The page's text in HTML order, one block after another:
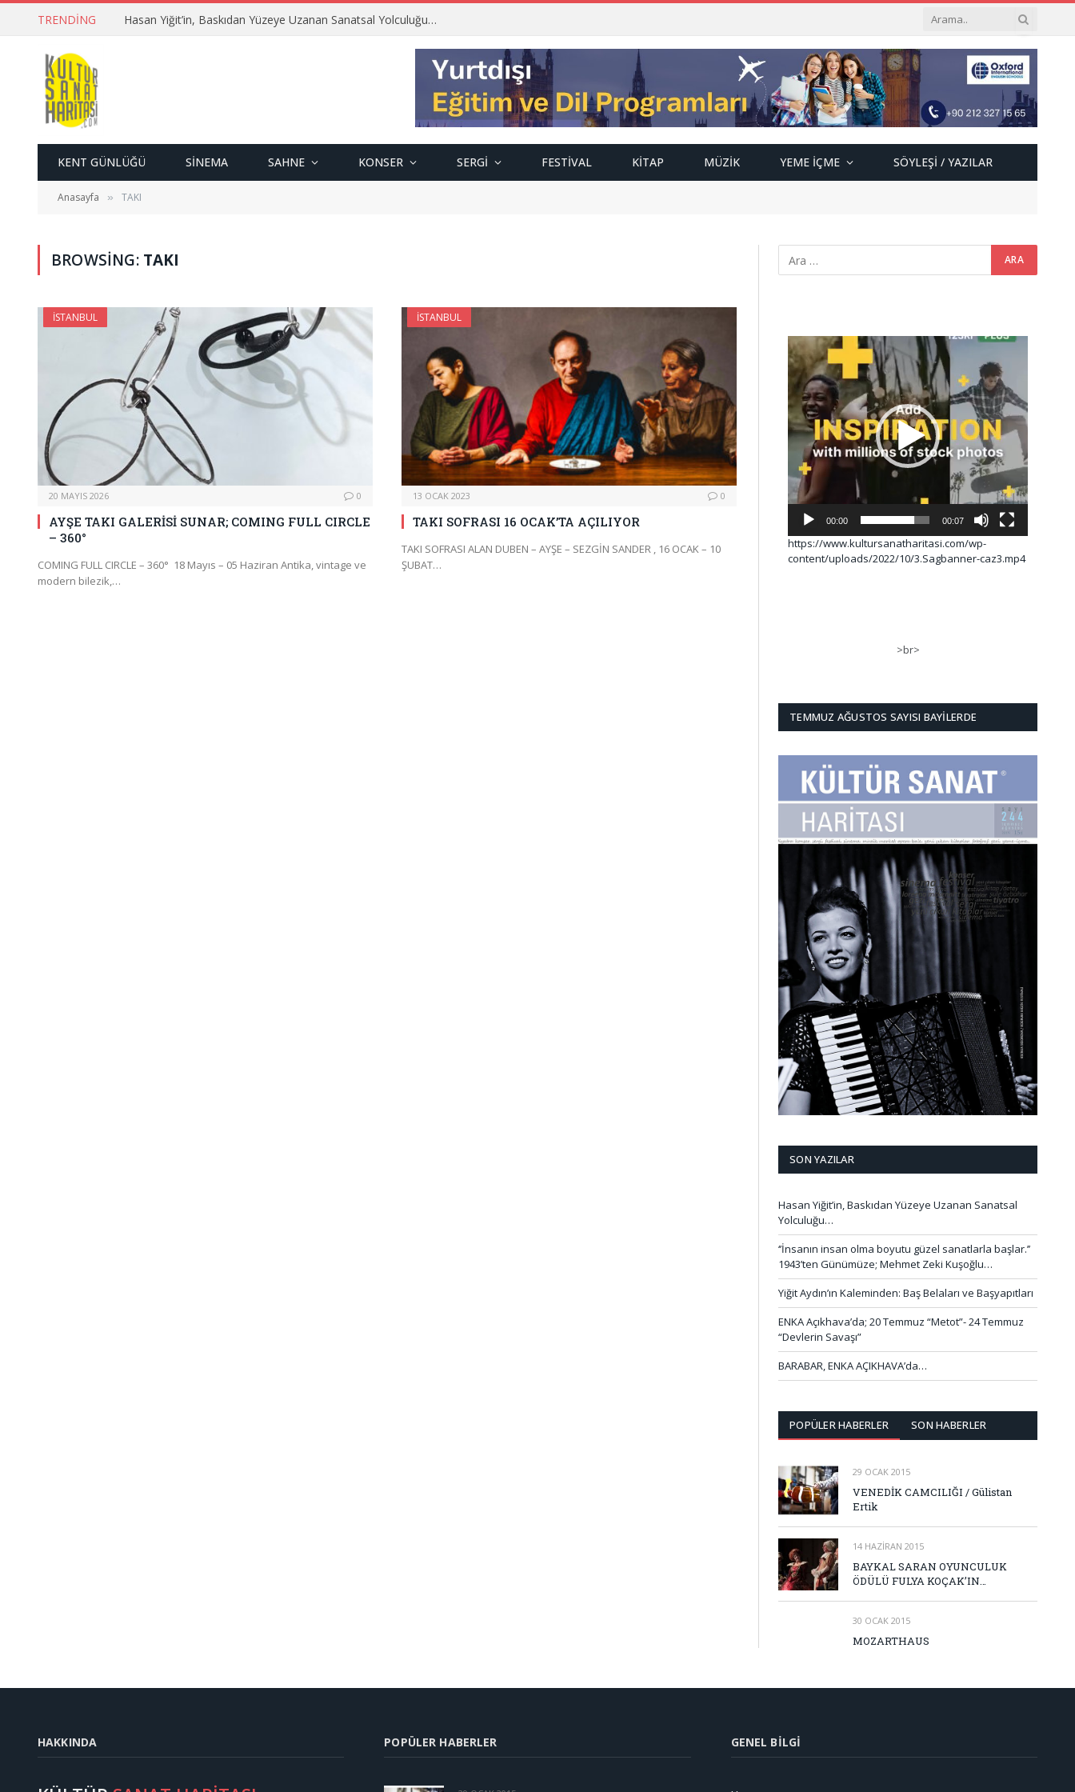
TRENDING Hasan Yiğit’in, Baskıdan Yüzeye Uzanan Sanatsal Yolculuğu…
KENT GÜNLÜĞÜ SINEMA SAHNE KONSER SERGI FESTIVAL KITAP MÜZIK YEME İÇME SÖYLEŞI / YAZILAR
Anasayfa » TAKI
BROWSING: TAKI
İSTANBUL
20 MAYIS 2026 0
AYŞE TAKI GALERİSİ SUNAR; COMING FULL CIRCLE
– 360°
COMING FULL CIRCLE – 360° 18 Mayıs – 05 Haziran Antika, vintage ve
modern bilezik,…
İSTANBUL
13 OCAK 2023 0
TAKI SOFRASI 16 OCAK’TA AÇILIYOR
TAKI SOFRASI ALAN DUBEN – AYŞE – SEZGİN SANDER , 16 OCAK – 10
ŞUBAT…
Video
oynatıcı
00:00 00:07
https://www.kultursanatharitasi.com/wp-
content/uploads/2022/10/3.Sagbanner-caz3.mp4
>br>
TEMMUZ AĞUSTOS SAYISI BAYILERDE
SON YAZILAR
Hasan Yiğit’in, Baskıdan Yüzeye Uzanan Sanatsal
Yolculuğu…
‘’İnsanın insan olma boyutu güzel sanatlarla başlar.’’
1943’ten Günümüze; Mehmet Zeki Kuşoğlu…
Yiğit Aydın’ın Kaleminden: Baş Belaları ve Başyapıtları
ENKA Açıkhava’da; 20 Temmuz “Metot”- 24 Temmuz
“Devlerin Savaşı”
BARABAR, ENKA AÇIKHAVA’da…
POPÜLER HABERLER SON HABERLER
29 OCAK 2015
VENEDİK CAMCILIĞI / Gülistan
Ertik
14 HAZIRAN 2015
BAYKAL SARAN OYUNCULUK
ÖDÜLÜ FULYA KOÇAK’IN…
30 OCAK 2015
MOZARTHAUS
HAKKINDA POPÜLER HABERLER GENEL BILGI